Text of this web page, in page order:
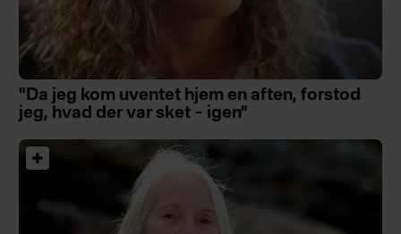
"Da jeg kom uventet hjem en aften, forstod
jeg, hvad der var sket – igen"